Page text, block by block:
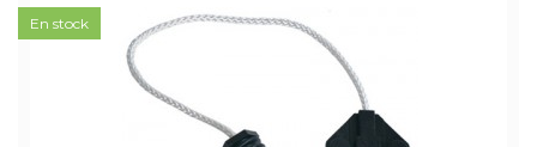
En stock